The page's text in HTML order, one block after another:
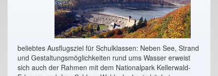
beliebtes Ausflugsziel für Schulklassen: Neben See, Strand
und Gestaltungsmöglichkeiten rund ums Wasser erweist
sich auch der Rahmen mit dem Nationalpark Kellerwald-